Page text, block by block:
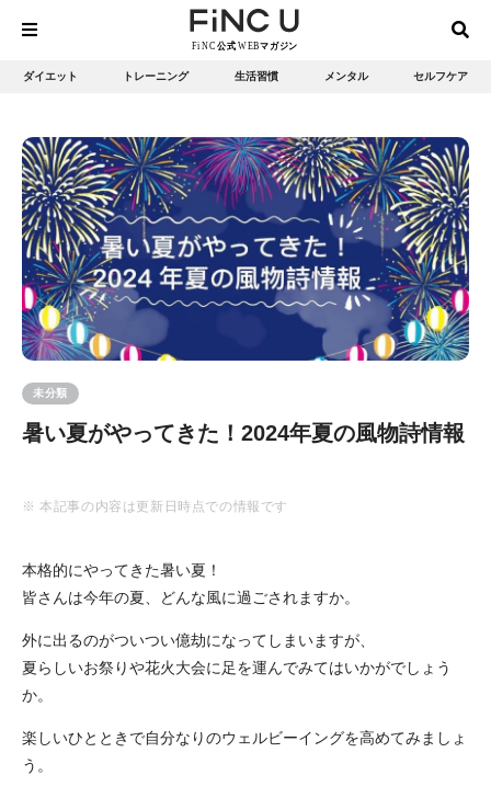
ダイエット トレーニング 生活習慣 メンタル セルフケア
未分類
暑い夏がやってきた！2024年夏の風物詩情報
※ 本記事の内容は更新日時点での情報です
本格的にやってきた暑い夏！
皆さんは今年の夏、どんな風に過ごされますか。
外に出るのがついつい億劫になってしまいますが、
夏らしいお祭りや花火大会に足を運んでみてはいかがでしょう
か。
楽しいひとときで自分なりのウェルビーイングを高めてみましょ
う。